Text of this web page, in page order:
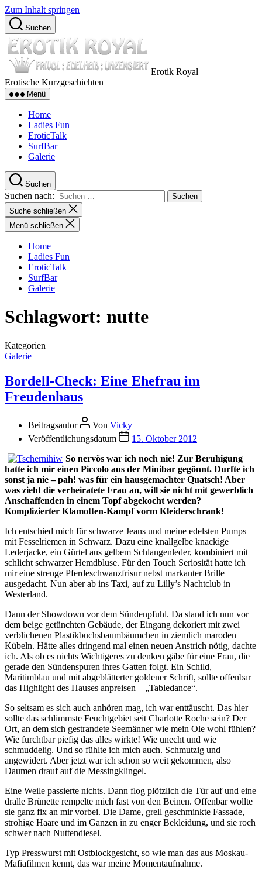
Zum Inhalt springen
Suchen
Erotik Royal
Erotische Kurzgeschichten
Menü
Home
Ladies Fun
EroticTalk
SurfBar
Galerie
Suchen
Suchen nach:
Suche schließen
Menü schließen
Home
Ladies Fun
EroticTalk
SurfBar
Galerie
Schlagwort: nutte
Kategorien
Galerie
Bordell-Check: Eine Ehefrau im
Freudenhaus
Beitragsautor Von Vicky
Veröffentlichungsdatum
15. Oktober 2012
So nervös war ich noch nie! Zur Beruhigung
hatte ich mir einen Piccolo aus der Minibar gegönnt. Durfte ich
sonst ja nie – pah! was für ein hausgemachter Quatsch! Aber
was zieht die verheiratete Frau an, will sie nicht mit gewerblich
Anschaffenden in einem Topf abgekocht werden?
Komplizierter Klamotten-Kampf vorm Kleiderschrank!
Ich entschied mich für schwarze Jeans und meine edelsten Pumps
mit Fesselriemen in Schwarz. Dazu eine knallgelbe knackige
Lederjacke, ein Gürtel aus gelbem Schlangenleder, kombiniert mit
schlicht schwarzer Hemdbluse. Für den Touch Seriosität hatte ich
mir eine strenge Pferdeschwanzfrisur nebst markanter Brille
ausgedacht. Nun aber ab ins Taxi, auf zu Lilly’s Nachtclub in
Westerland.
Dann der Showdown vor dem Sündenpfuhl. Da stand ich nun vor
dem beige getünchten Gebäude, der Eingang dekoriert mit zwei
verblichenen Plastikbuchsbaumbäumchen in ziemlich maroden
Kübeln. Hätte alles dringend mal einen neuen Anstrich nötig, dachte
ich. Als ob es nichts Wichtigeres zu denken gäbe für eine Frau, die
gerade den Sündenspuren ihres Gatten folgt. Ein Schild,
Maritimblau und mit abgeblätterter goldener Schrift, sollte offenbar
das Highlight des Hauses anpreisen – „Tabledance“.
So seltsam es sich auch anhören mag, ich war enttäuscht. Das hier
sollte das schlimmste Feuchtgebiet seit Charlotte Roche sein? Der
Ort, an dem sich gestrandete Seemänner wie mein Ole wohl fühlen?
Wie furchtbar piefig das alles wirkte! Wie unecht und wie
schmuddelig. Und so fühlte ich mich auch. Schmutzig und
angewidert. Aber jetzt war ich schon so weit gekommen, also
Daumen drauf auf die Messingklingel.
Eine Weile passierte nichts. Dann flog plötzlich die Tür auf und eine
dralle Brünette rempelte mich fast von den Beinen. Offenbar wollte
sie ganz fix an mir vorbei. Die Dame, grell geschminkte Fassade,
strohige Haare und im Ganzen in zu enger Bekleidung, und sie roch
schwer nach Nuttendiesel.
Typ Presswurst mit Ostblockgesicht, so wie man das aus Moskau-
Mafiafilmen kennt, das war meine Momentaufnahme.